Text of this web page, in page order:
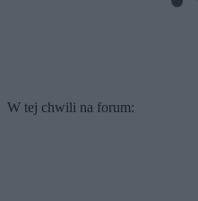
W tej chwili na forum: